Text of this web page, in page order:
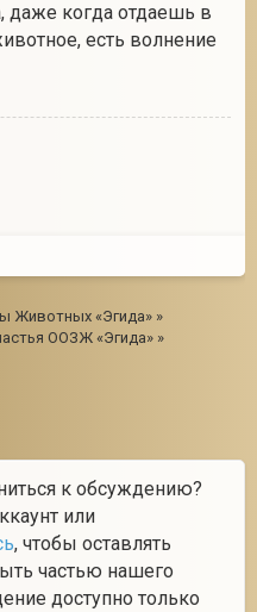
даже когда отдаешь в
есть волнение
Животных «Эгида» »
ООЗЖ «Эгида» »
к обсуждению?
или
, чтобы оставлять
частью нашего
доступно только